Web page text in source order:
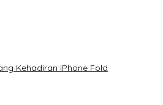
Kehadiran iPhone Fold